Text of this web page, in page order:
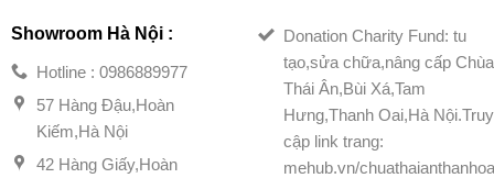
Showroom Hà Nội :
Hotline : 0986889977
57 Hàng Đậu,Hoàn
Kiếm,Hà Nội
42 Hàng Giấy,Hoàn
Donation Charity Fund: tu
tạo,sửa chữa,nâng cấp Chùa
Thái Ân,Bùi Xá,Tam
Hưng,Thanh Oai,Hà Nội.Truy
cập link trang:
mehub.vn/